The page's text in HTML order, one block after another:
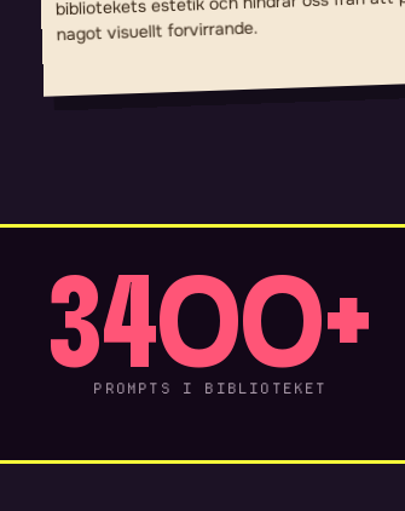
nagot visuellt forvirrande.
3400+
PROMPTS I BIBLIOTEKET